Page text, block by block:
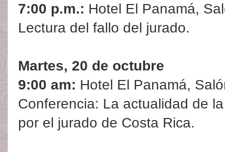
7:00 p.m.: Hotel El Panamá,
Lectura del fallo del jurado.
Martes, 20 de octubre
9:00 am: Hotel El Panamá,
Conferencia: La actualidad de
por el jurado de Costa Rica.